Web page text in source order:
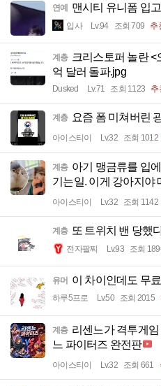
연예 맨시티 유니폼 입
입사 Lv.94 조회 709 추
계층 크리스토퍼 놀란 <
억 달러 돌파.jpg
Dusked Lv.71 조회 1123 추
계층 요즘 폼 미쳐버린
아이스티이 Lv.32 조회 1012
계층 아기 맹금류를 입
기는일. 이게 강아지야
아이스티이 Lv.32 조회 1142
계층 또 트위치 밴 당했
전자팔찌 Lv.93 조회
유머 이 차이인데도 무
하루5프로 Lv.50 조회 2015
계층 리센느가 격투게
느 파이터즈 완전판
아이스티이 Lv.32 조회 661